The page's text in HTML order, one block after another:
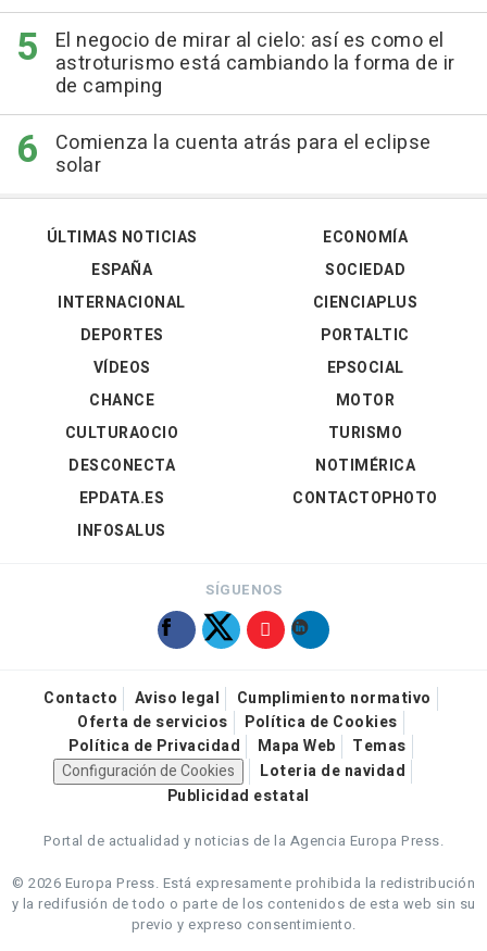
El negocio de mirar al cielo: así es como el
astroturismo está cambiando la forma de ir
de camping
Comienza la cuenta atrás para el eclipse
solar
ÚLTIMAS NOTICIAS
ESPAÑA
INTERNACIONAL
DEPORTES
VÍDEOS
ECONOMÍA
SOCIEDAD
CIENCIAPLUS
PORTALTIC
EPSOCIAL
CHANCE
CULTURAOCIO
DESCONECTA
EPDATA.ES
INFOSALUS
MOTOR
TURISMO
NOTIMÉRICA
CONTACTOPHOTO
SÍGUENOS
Contacto Aviso legal
Cumplimiento normativo
Oferta de servicios
Política de Cookies
Política de Privacidad
Mapa Web
Temas
Configuración de Cookies
Loteria de navidad
Publicidad estatal
Portal de actualidad y noticias de la Agencia Europa Press.
© 2026 Europa Press. Está expresamente prohibida la redistribución
y la redifusión de todo o parte de los contenidos de esta web sin su
previo y expreso consentimiento.